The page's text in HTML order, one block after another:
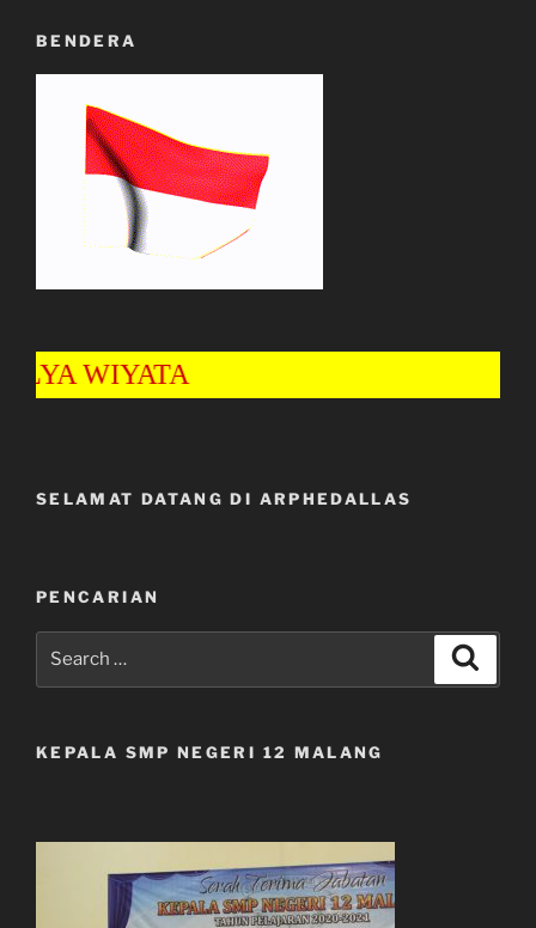
BENDERA
WIYATA
SELAMAT DATANG DI ARPHEDALLAS
PENCARIAN
KEPALA SMP NEGERI 12 MALANG